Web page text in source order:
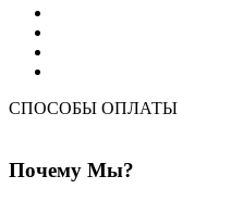
СПОСОБЫ ОПЛАТЫ
Почему Мы?